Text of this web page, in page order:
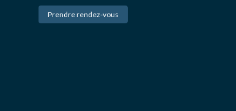
Prendre rendez-vous